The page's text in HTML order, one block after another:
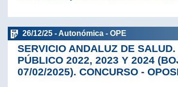
26/12/25 - Autonómica - OPE
SERVICIO ANDALUZ DE
PÚBLICO 2022, 2023 Y 2024
07/02/2025). CONCURSO -